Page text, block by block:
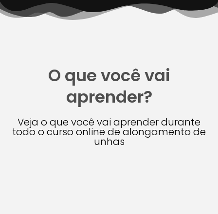
O que você vai
aprender?
Veja o que você vai aprender durante
todo o curso online de alongamento de
unhas